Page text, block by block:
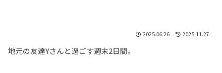
2025.06.26 2025.11.27
地元の友達Yさんと過ごす週末2日間。